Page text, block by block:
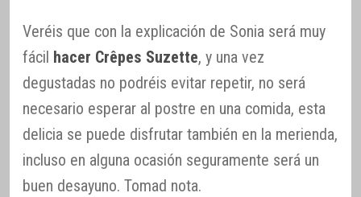
Veréis que con la explicación de Sonia será muy
fácil hacer Crêpes Suzette, y una vez
degustadas no podréis evitar repetir, no será
necesario esperar al postre en una comida, esta
delicia se puede disfrutar también en la merienda,
incluso en alguna ocasión seguramente será un
buen desayuno. Tomad nota.